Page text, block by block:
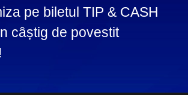
pe biletul TIP & CASH
câștig de povestit